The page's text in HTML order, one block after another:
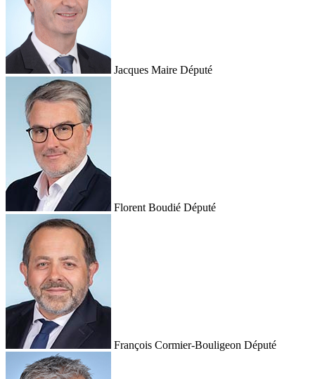
Jacques Maire Député
Florent Boudié Député
François Cormier-Bouligeon Député